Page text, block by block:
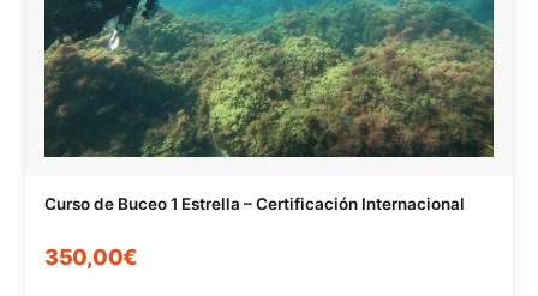
Curso de Buceo 1 Estrella – Certificación Internacional
350,00€